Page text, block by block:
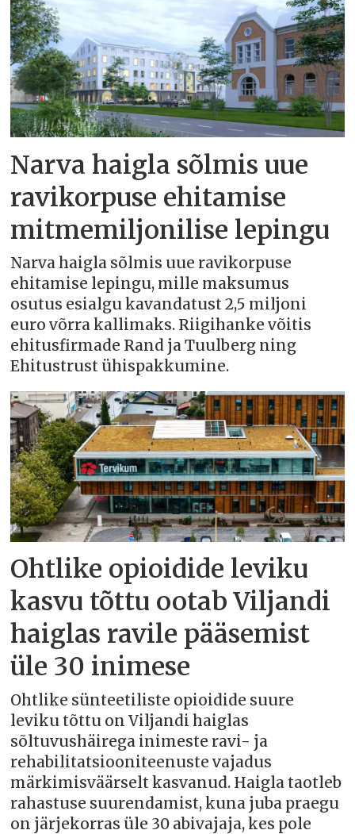
Narva haigla sõlmis uue
ravikorpuse ehitamise
mitmemiljonilise lepingu
Narva haigla sõlmis uue ravikorpuse
ehitamise lepingu, mille maksumus
osutus esialgu kavandatust 2,5 miljoni
euro võrra kallimaks. Riigihanke võitis
ehitusfirmade Rand ja Tuulberg ning
Ehitustrust ühispakkumine.
Ohtlike opioidide leviku
kasvu tõttu ootab Viljandi
haiglas ravile pääsemist
üle 30 inimese
Ohtlike sünteetiliste opioidide suure
leviku tõttu on Viljandi haiglas
sõltuvushäirega inimeste ravi- ja
rehabilitatsiooniteenuste vajadus
märkimisväärselt kasvanud. Haigla taotleb
rahastuse suurendamist, kuna juba praegu
on järjekorras üle 30 abivajaja, kes pole